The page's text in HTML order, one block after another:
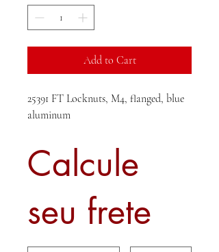
Add to Cart
25391 FT Locknuts, M4, flanged, blue
aluminum
Calcule
seu frete